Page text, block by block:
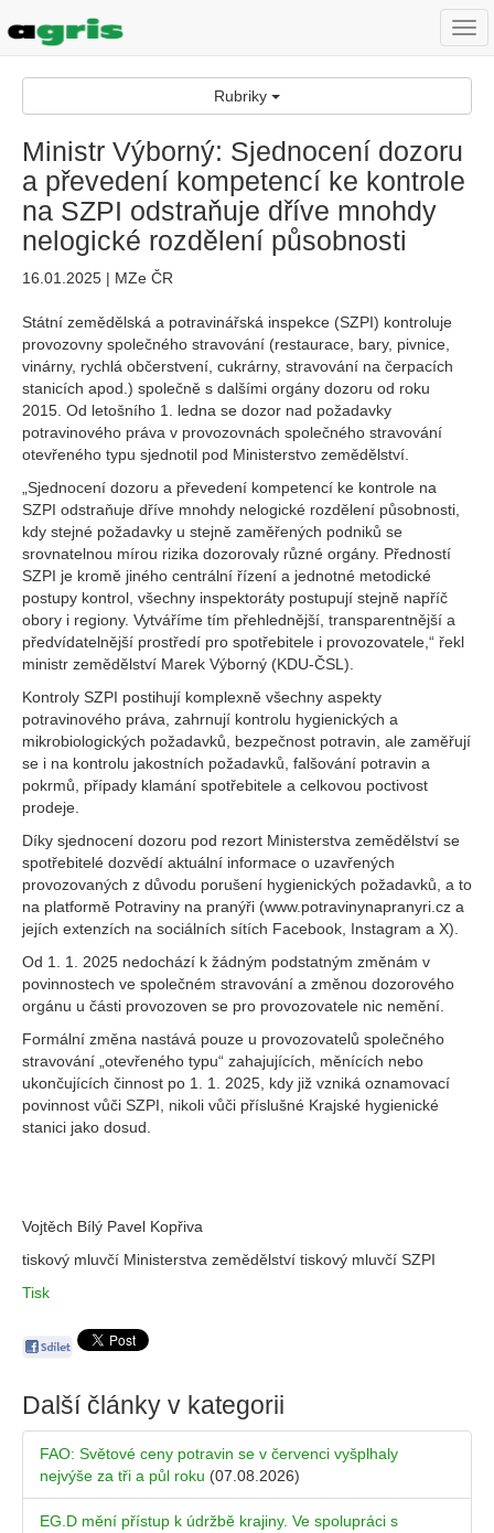
Rubriky
Ministr Výborný: Sjednocení dozoru
a převedení kompetencí ke kontrole
na SZPI odstraňuje dříve mnohdy
nelogické rozdělení působnosti
16.01.2025 | MZe ČR
Státní zemědělská a potravinářská inspekce (SZPI) kontroluje
provozovny společného stravování (restaurace, bary, pivnice,
vinárny, rychlá občerstvení, cukrárny, stravování na čerpacích
stanicích apod.) společně s dalšími orgány dozoru od roku
2015. Od letošního 1. ledna se dozor nad požadavky
potravinového práva v provozovnách společného stravování
otevřeného typu sjednotil pod Ministerstvo zemědělství.
„Sjednocení dozoru a převedení kompetencí ke kontrole na
SZPI odstraňuje dříve mnohdy nelogické rozdělení působnosti,
kdy stejné požadavky u stejně zaměřených podniků se
srovnatelnou mírou rizika dozorovaly různé orgány. Předností
SZPI je kromě jiného centrální řízení a jednotné metodické
postupy kontrol, všechny inspektoráty postupují stejně napříč
obory i regiony. Vytváříme tím přehlednější, transparentnější a
předvídatelnější prostředí pro spotřebitele i provozovatele,“ řekl
ministr zemědělství Marek Výborný (KDU-ČSL).
Kontroly SZPI postihují komplexně všechny aspekty
potravinového práva, zahrnují kontrolu hygienických a
mikrobiologických požadavků, bezpečnost potravin, ale zaměřují
se i na kontrolu jakostních požadavků, falšování potravin a
pokrmů, případy klamání spotřebitele a celkovou poctivost
prodeje.
Díky sjednocení dozoru pod rezort Ministerstva zemědělství se
spotřebitelé dozvědí aktuální informace o uzavřených
provozovaných z důvodu porušení hygienických požadavků, a to
na platformě Potraviny na pranýři (www.potravinynapranyri.cz a
jejích extenzích na sociálních sítích Facebook, Instagram a X).
Od 1. 1. 2025 nedochází k žádným podstatným změnám v
povinnostech ve společném stravování a změnou dozorového
orgánu u části provozoven se pro provozovatele nic nemění.
Formální změna nastává pouze u provozovatelů společného
stravování „otevřeného typu“ zahajujících, měnících nebo
ukončujících činnost po 1. 1. 2025, kdy již vzniká oznamovací
povinnost vůči SZPI, nikoli vůči příslušné Krajské hygienické
stanici jako dosud.
Vojtěch Bílý Pavel Kopřiva
tiskový mluvčí Ministerstva zemědělství tiskový mluvčí SZPI
Tisk
Další články v kategorii
FAO: Světové ceny potravin se v červenci vyšplhaly
nejvýše za tři a půl roku (07.08.2026)
EG.D mění přístup k údržbě krajiny. Ve spolupráci s